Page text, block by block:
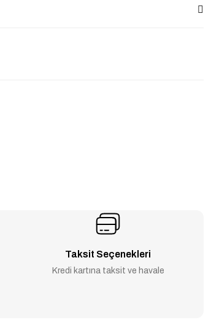
Taksit Seçenekleri
Kredi kartına taksit ve havale